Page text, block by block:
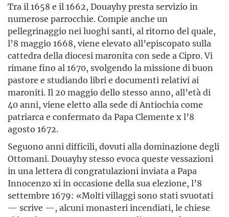
Tra il 1658 e il 1662, Douayhy presta servizio in
numerose parrocchie. Compie anche un
pellegrinaggio nei luoghi santi, al ritorno del quale,
l’8 maggio 1668, viene elevato all’episcopato sulla
cattedra della diocesi maronita con sede a Cipro. Vi
rimane fino al 1670, svolgendo la missione di buon
pastore e studiando libri e documenti relativi ai
maroniti. Il 20 maggio dello stesso anno, all’età di
40 anni, viene eletto alla sede di Antiochia come
patriarca e confermato da Papa Clemente x l’8
agosto 1672.
Seguono anni difficili, dovuti alla dominazione degli
Ottomani. Douayhy stesso evoca queste vessazioni
in una lettera di congratulazioni inviata a Papa
Innocenzo xi in occasione della sua elezione, l’8
settembre 1679: «Molti villaggi sono stati svuotati
— scrive —, alcuni monasteri incendiati, le chiese